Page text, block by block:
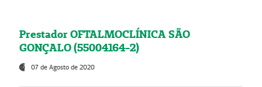
Prestador OFTALMOCLÍNICA SÃO
GONÇALO (55004164-2)
07 de Agosto de 2020